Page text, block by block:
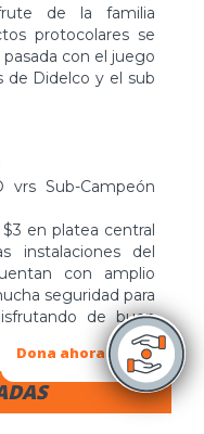
Dona ahora
de la familia
protocolares se
con el juego
de Didelco y el sub
vrs Sub-Campeón
en platea central
instalaciones del
con amplio
seguridad para
de buen